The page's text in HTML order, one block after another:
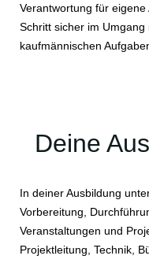
Verantwortung für
Schritt sicher im
kaufmännischen
Deine
In deiner Ausbildung
Vorbereitung,
Veranstaltungen und
Projektleitung, Technik,